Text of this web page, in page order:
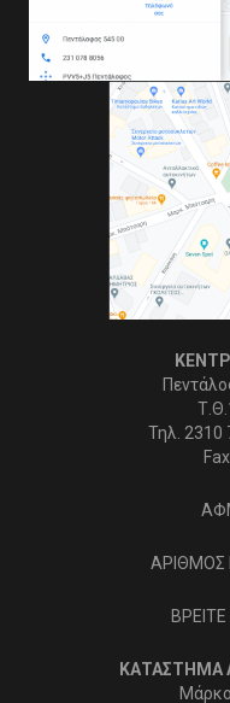
Τηλ. 2310
ΑΡΙΘΜΟΣ
ΚΑΤΑΣΤΗΜΑ